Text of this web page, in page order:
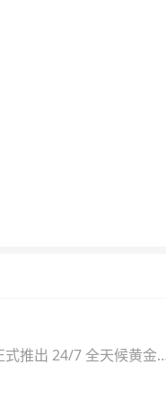
推出 24/7 全天候黄金
则。